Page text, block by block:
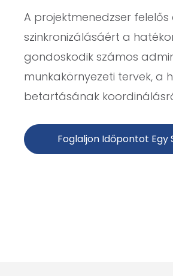
A projektmenedzser
szinkronizálásáért a
gondoskodik számos
munkakörnyezeti tervek, a
betartásának
Foglaljon Időpontot Egy